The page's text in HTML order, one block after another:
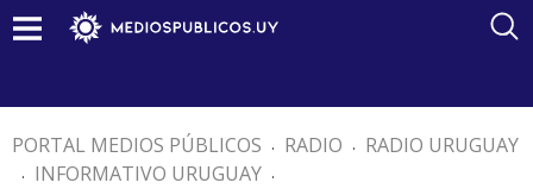
PORTAL MEDIOS PÚBLICOS . RADIO . RADIO URUGUAY
. INFORMATIVO URUGUAY .